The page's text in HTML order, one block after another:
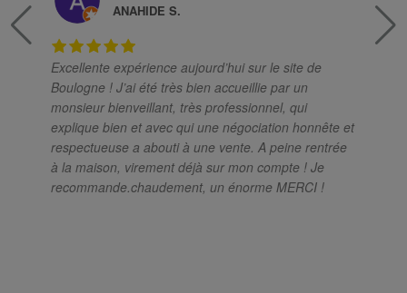
Excellente expérience aujourd’hui sur le site de
Boulogne ! J’ai été très bien accueillie par un
monsieur bienveillant, très professionnel, qui
explique bien et avec qui une négociation honnête et
respectueuse a abouti à une vente. A peine rentrée
à la maison, virement déjà sur mon compte ! Je
recommande.chaudement, un énorme MERCI !
ANAHIDE S.